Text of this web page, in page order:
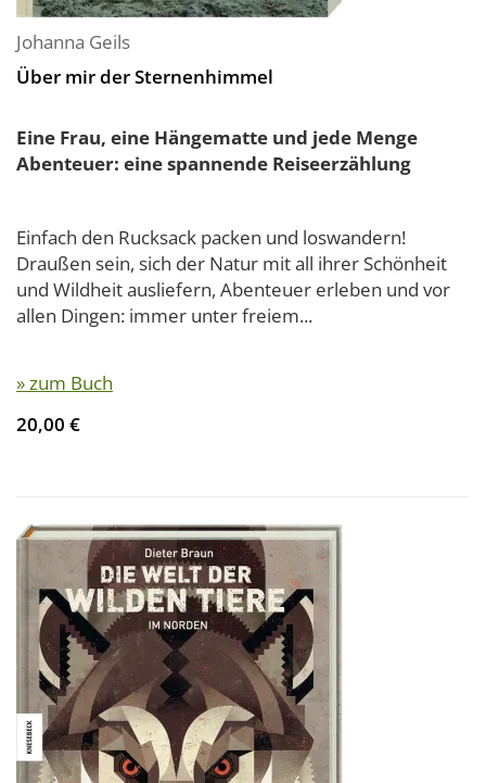
Johanna Geils
Über mir der Sternenhimmel
Eine Frau, eine Hängematte und jede Menge
Abenteuer: eine spannende Reiseerzählung
Einfach den Rucksack packen und loswandern!
Draußen sein, sich der Natur mit all ihrer Schönheit
und Wildheit ausliefern, Abenteuer erleben und vor
allen Dingen: immer unter freiem...
» zum Buch
20,00 €